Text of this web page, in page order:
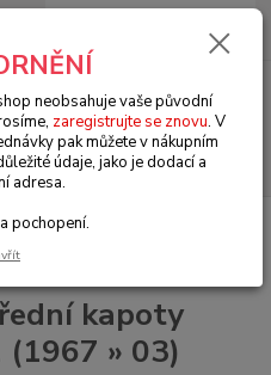
Menu
Hledat
0 Kč
Exteriér (Exterior)
kapoty
» 03)
neobsahuje vaše původní
zaregistrujte se znovu. V
pak můžete v nákupním
údaje, jako je dodací a
adresa.
pochopení.